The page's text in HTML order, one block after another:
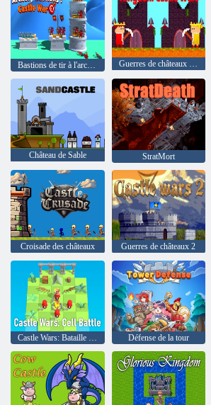
Bastions de tir à l'arc : Guerre des châteaux Guerres de châteaux du Royaume
Château de Sable StratMort
Croisade des châteaux Guerres de châteaux 2
Castle Wars: Bataille cellulaire Défense de la tour